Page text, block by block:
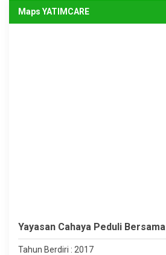
Maps YATIMCARE
Yayasan Cahaya Peduli Bersama
Tahun Berdiri : 2017